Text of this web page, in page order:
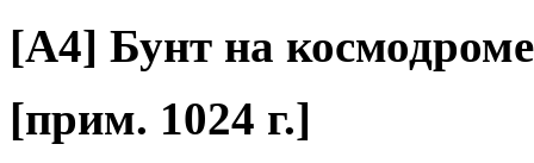
[A4] Бунт на
[прим. 1024 г.]